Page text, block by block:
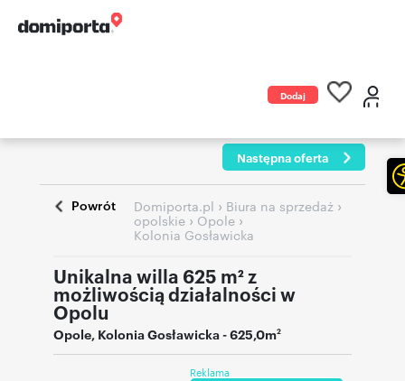
Dodaj
Następna oferta
Powrót Domiporta.pl › Biura na sprzedaż ›
opolskie › Opole ›
Kolonia Gosławicka
Unikalna willa 625 m² z
możliwością działalności w
Opolu
Opole, Kolonia Gosławicka- 625,0m2
Reklama